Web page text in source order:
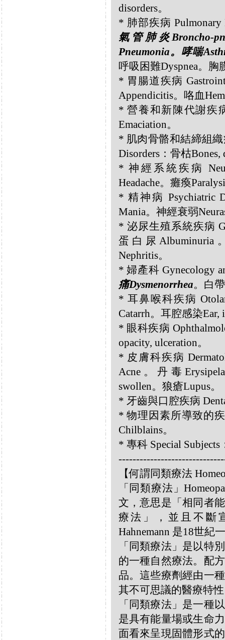
disorders。
* 肺部疾病 Pulmonary
氣管肺炎Broncho-
Pneumonia。哮喘
呼吸困難Dyspnea。胸
* 胃腸道疾病
Appendicitis。咯血
* 營養和新陳代謝疾
Emaciation。
* 肌肉骨骼和結締組織
Disorders：骨枯Bones,
* 神經系統疾病
Headache。癱瘓
* 精神病 Psychiatric
Mania。神經衰弱
* 泌尿生殖系統疾病
蛋白尿Albuminuria
Nephritis。
* 婦產科 Gynecology
痛Dysmenorrhea。白
* 耳鼻喉科疾病
Catarrh。耳腔感染
* 眼科疾病
opacity, ulceration。
* 皮膚科疾病
Acne。丹毒
swollen。狼瘡Lupus。
* 牙齒與口腔疾病
* 物理因素所導致的疾
Chilblains。
* 專科 Special
【何謂同類療法
「同類療法」
文，意思是「相同者
療法」，並且不斷
Hahnemann 是18世紀
「同類療法」是以特
的一種自然療法。配
品。這些療劑經由一
其不可思議的醫療特
「同類療法」是一種
是具有能量場或生命
面看來呈現固體形式